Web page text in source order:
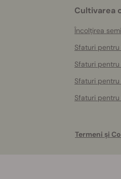
Cultivarea
Încolțirea
Sfaturi
Sfaturi
Sfaturi
Sfaturi
Termeni și